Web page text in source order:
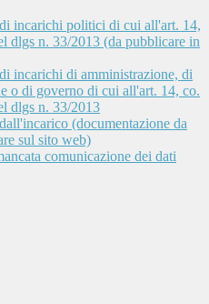
incarichi politici di cui all'art. 14,
dlgs n. 33/2013 (da pubblicare in
incarichi di amministrazione, di
o di governo di cui all'art. 14, co.
dlgs n. 33/2013
(documentazione da
sul sito web)
comunicazione dei dati